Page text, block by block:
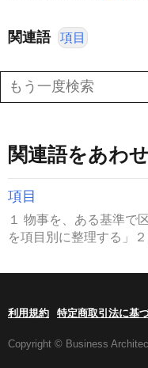
関連語 項目
関連語をあわ
項目
１ 物事を、ある基準で
を項目別に整理する」
利用規約 特定商取引法に基
Copyright © Business